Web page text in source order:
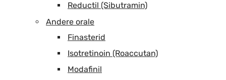
Reductil (Sibutramin)
Andere orale
Finasterid
Isotretinoin (Roaccutan)
Modafinil